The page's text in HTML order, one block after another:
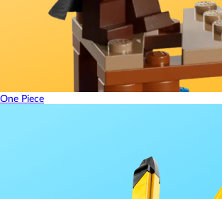
One Piece